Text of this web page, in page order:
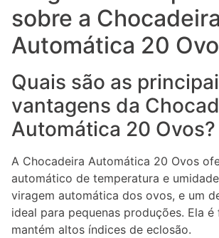
sobre a Chocadeira
Automática 20
Quais são as
vantagens da
Automática 20 Ovos?
A Chocadeira Automática 20 Ovos
automático de temperatura e
viragem automática dos ovos, e um
ideal para pequenas produções. Ela
mantém altos índices de eclosão.